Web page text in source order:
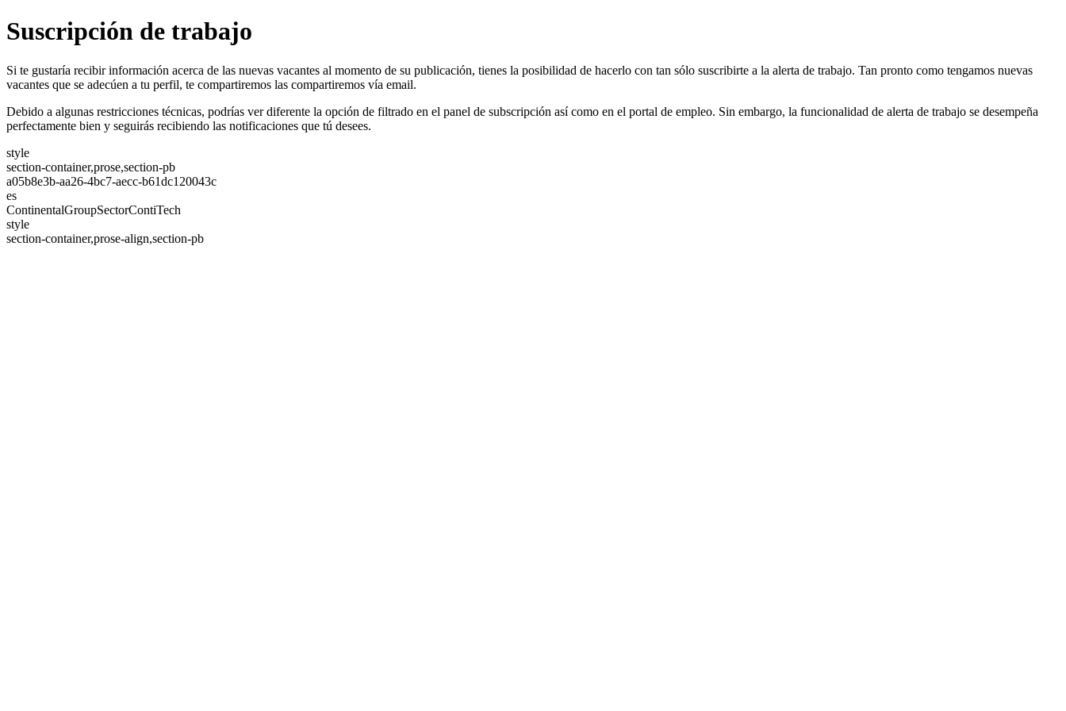
Suscripción de trabajo
Si te gustaría recibir información acerca de las nuevas vacantes al momento de su publicación, tienes la posibilidad de hacerlo con tan sólo suscribirte a la alerta de trabajo. Tan pronto como tengamos nuevas
vacantes que se adecúen a tu perfil, te compartiremos las compartiremos vía email.
Debido a algunas restricciones técnicas, podrías ver diferente la opción de filtrado en el panel de subscripción así como en el portal de empleo. Sin embargo, la funcionalidad de alerta de trabajo se desempeña
perfectamente bien y seguirás recibiendo las notificaciones que tú desees.
style
section-container,prose,section-pb
a05b8e3b-aa26-4bc7-aecc-b61dc120043c
es
ContinentalGroupSectorContiTech
style
section-container,prose-align,section-pb